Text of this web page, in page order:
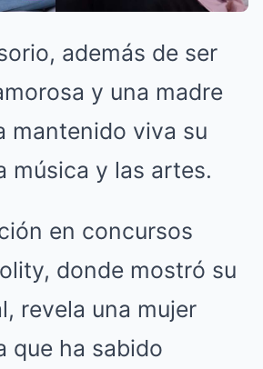
además de ser
y una madre
mantenido viva su
música y las artes.
en concursos
donde mostró su
revela una mujer
que ha sabido